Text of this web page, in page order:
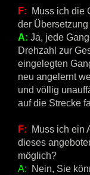
F: Muss ich die
der
A: Ja, jede
Drehzahl zur
eingelegten
neu angelernt
und völlig
auf die Strecke
F:
Muss ich ein
dieses
möglich?
A:
Nein, Sie